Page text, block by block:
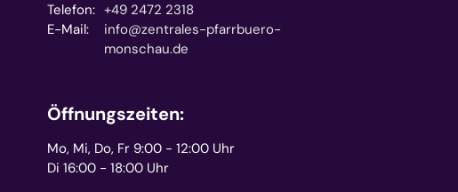
Telefon: +49 2472 2318
E-Mail:
info@zentrales-pfarrbuero-
monschau.de
Öffnungszeiten:
Mo, Mi, Do, Fr 9:00 - 12:00 Uhr
Di 16:00 - 18:00 Uhr